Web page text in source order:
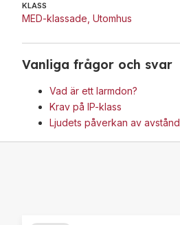
KLASS
MED-klassade Utomhus
Vanliga frågor och svar
Vad är ett larmdon?
Krav på IP-klass
Ljudets påverkan av avstånd